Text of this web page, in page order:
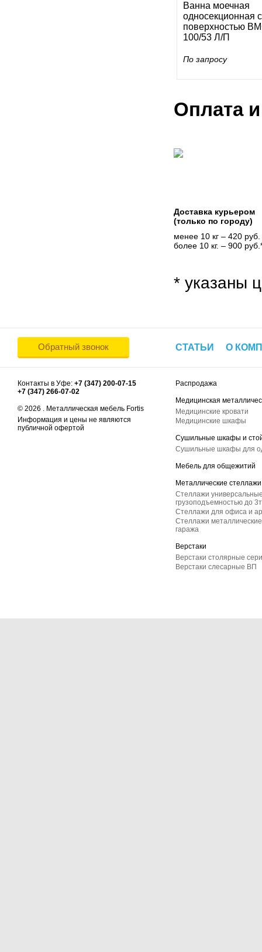
Ванна моечная
односекционная
поверхностью
100/53 Л/П
По запросу
Оплата
Доставка курьером
(только по городу)
менее 10 кг – 420 руб.
более 10 кг. – 900
* указаны
Обратный звонок СТАТЬИ О
Контакты в Уфе: +7 (347) 200-07-15
+7 (347) 266-07-02
© 2026 . Металлическая мебель Fortis
Информация и цены не являются
публичной офертой
Распродажа
Медицинская
Медицинские кровати
Медицинские шкафы
Сушильные шкафы и
Сушильные шкафы для
Мебель для общежитий
Металлические стеллажи
Стеллажи
грузоподъемностью до
Стеллажи для офиса и
Стеллажи
гаража
Верстаки
Верстаки столярные
Верстаки слесарные ВП